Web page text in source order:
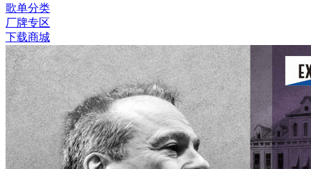
歌单分类
厂牌专区
下载商城